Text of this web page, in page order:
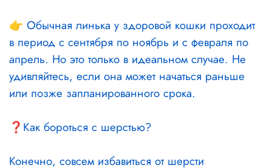
👉 Обычная линька у здоровой кошки проходит
в период с сентября по ноябрь и с февраля по
апрель. Но это только в идеальном случае. Не
удивляйтесь, если она может начаться раньше
или позже запланированного срока.
❓Как бороться с шерстью?
Конечно, совсем избавиться от шерсти